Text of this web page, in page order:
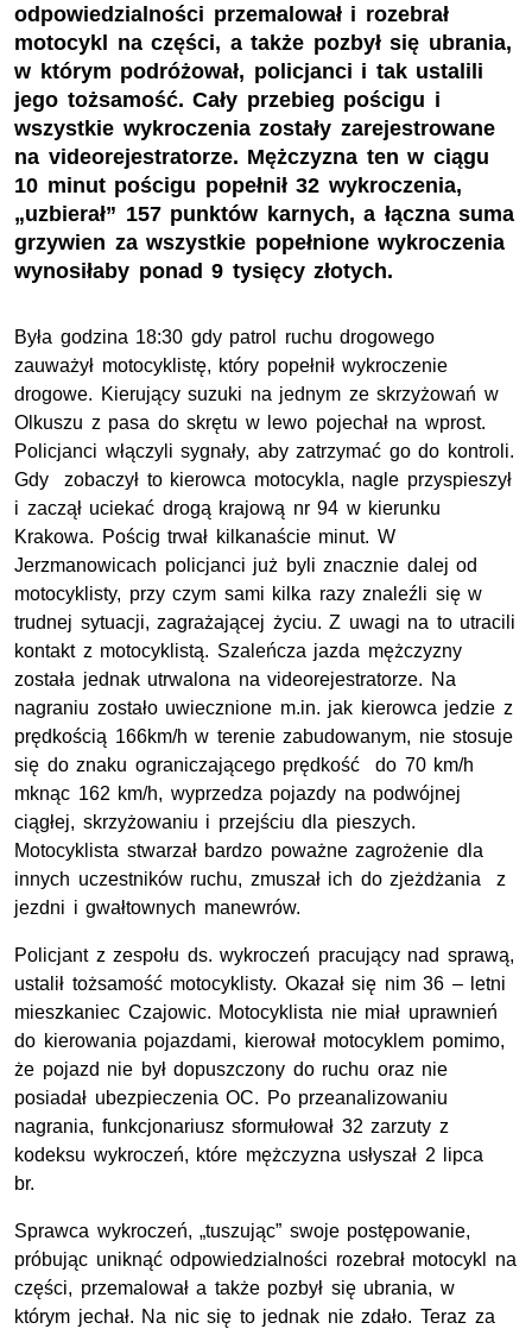
odpowiedzialności przemalował i rozebrał
motocykl na części, a także pozbył się ubrania,
w którym podróżował, policjanci i tak ustalili
jego tożsamość. Cały przebieg pościgu i
wszystkie wykroczenia zostały zarejestrowane
na videorejestratorze. Mężczyzna ten w ciągu
10 minut pościgu popełnił 32 wykroczenia,
„uzbierał” 157 punktów karnych, a łączna suma
grzywien za wszystkie popełnione wykroczenia
wynosiłaby ponad 9 tysięcy złotych.
Była godzina 18:30 gdy patrol ruchu drogowego
zauważył motocyklistę, który popełnił wykroczenie
drogowe. Kierujący suzuki na jednym ze skrzyżowań w
Olkuszu z pasa do skrętu w lewo pojechał na wprost.
Policjanci włączyli sygnały, aby zatrzymać go do kontroli.
Gdy zobaczył to kierowca motocykla, nagle przyspieszył
i zaczął uciekać drogą krajową nr 94 w kierunku
Krakowa. Pościg trwał kilkanaście minut. W
Jerzmanowicach policjanci już byli znacznie dalej od
motocyklisty, przy czym sami kilka razy znaleźli się w
trudnej sytuacji, zagrażającej życiu. Z uwagi na to utracili
kontakt z motocyklistą. Szaleńcza jazda mężczyzny
została jednak utrwalona na videorejestratorze. Na
nagraniu zostało uwiecznione m.in. jak kierowca jedzie z
prędkością 166km/h w terenie zabudowanym, nie stosuje
się do znaku ograniczającego prędkość do 70 km/h
mknąc 162 km/h, wyprzedza pojazdy na podwójnej
ciągłej, skrzyżowaniu i przejściu dla pieszych.
Motocyklista stwarzał bardzo poważne zagrożenie dla
innych uczestników ruchu, zmuszał ich do zjeżdżania z
jezdni i gwałtownych manewrów.
Policjant z zespołu ds. wykroczeń pracujący nad sprawą,
ustalił tożsamość motocyklisty. Okazał się nim 36 – letni
mieszkaniec Czajowic. Motocyklista nie miał uprawnień
do kierowania pojazdami, kierował motocyklem pomimo,
że pojazd nie był dopuszczony do ruchu oraz nie
posiadał ubezpieczenia OC. Po przeanalizowaniu
nagrania, funkcjonariusz sformułował 32 zarzuty z
kodeksu wykroczeń, które mężczyzna usłyszał 2 lipca
br.
Sprawca wykroczeń, „tuszując” swoje postępowanie,
próbując uniknąć odpowiedzialności rozebrał motocykl na
części, przemalował a także pozbył się ubrania, w
którym jechał. Na nic się to jednak nie zdało. Teraz za